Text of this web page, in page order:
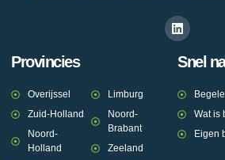
Provincies
Overijssel
Zuid-Holland
Noord-
Holland
Limburg
Noord-
Brabant
Zeeland
Snel
Wat is
Eigen